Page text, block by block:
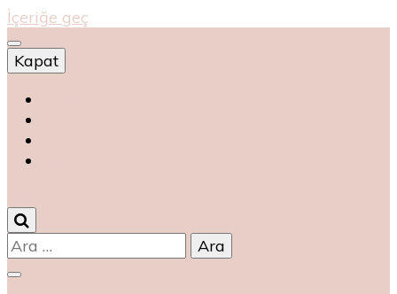
İçeriğe geç
Kapat
Arama: